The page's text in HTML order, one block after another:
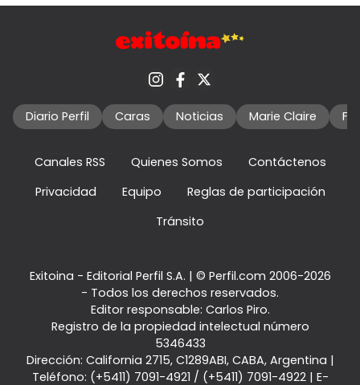
Diario Perfil Caras Noticias Marie Claire
Canales RSS Quienes Somos
Contáctenos
Privacidad
Equipo
Reglas de participación
Tránsito
Exitoina - Editorial Perfil S.A. | © Perfil.com 2006-2026
- Todos los derechos reservados.
Editor responsable: Carlos Piro.
Registro de la propiedad intelectual número
5346433
Dirección: California 2715, C1289ABI, CABA, Argentina |
Teléfono: (+5411) 7091-4921 / (+5411) 7091-4922| E-